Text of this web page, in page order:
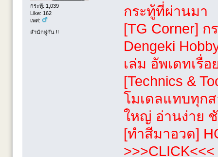
กระทู้: 1,039
Like: 162
เพศ:
สำนักพู่กัน !!
กระทู้ที่ผ่านมา
[TG Corner] ก
Dengeki
เล่ม อัพเดทเรื่
[Technics &
โมเดลแทบทุก
ใหญ่ อ่านง่าย
[ทำสีมาอวด]
>>>CLICK<<<